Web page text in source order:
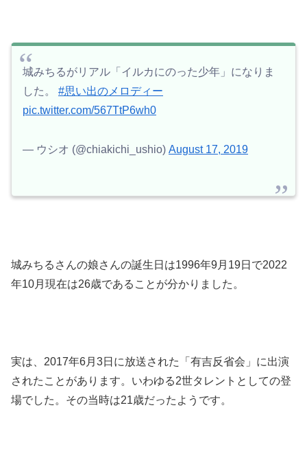
城みちるがリアル「イルカにのった少年」になりま
した。 #思い出のメロディー
pic.twitter.com/567TtP6wh0
— ウシオ (@chiakichi_ushio) August 17, 2019
城みちるさんの娘さんの誕生日は1996年9月19日で2022
年10月現在は26歳であることが分かりました。
実は、2017年6月3日に放送された「有吉反省会」に出演
されたことがあります。いわゆる2世タレントとしての登
場でした。その当時は21歳だったようです。